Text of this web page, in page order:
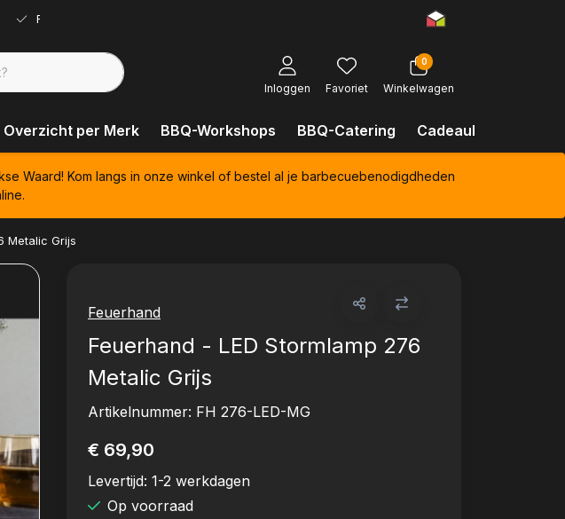
Ruim assortiment!
Inloggen Favoriet
0
Winkelwagen
Overzicht per Merk BBQ-Workshops BBQ-Catering Cadeaubonnen
Waard! Kom langs in onze winkel of bestel al je barbecuebenodigdheden
Metalic Grijs
Feuerhand
Feuerhand - LED Stormlamp 276
Metalic Grijs
Artikelnummer: FH 276-LED-MG
€ 69,90
Levertijd: 1-2 werkdagen
Op voorraad